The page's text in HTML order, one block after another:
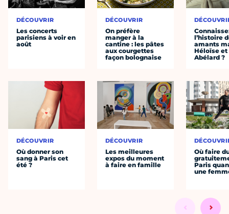
DÉCOUVRIR
Les concerts
parisiens à voir en
août
DÉCOUVRIR
Où donner son
sang à Paris cet
été ?
DÉCOUVRIR
On préfère
manger à la
cantine : les pâtes
aux courgettes
façon bolognaise
DÉCOUVRIR
Les meilleures
expos du moment
à faire en famille
l’histoire
amants
Héloïse et
Abélard ?
Où faire
Paris
une